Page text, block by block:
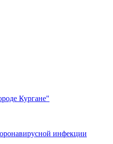
Кургане"
инфекции